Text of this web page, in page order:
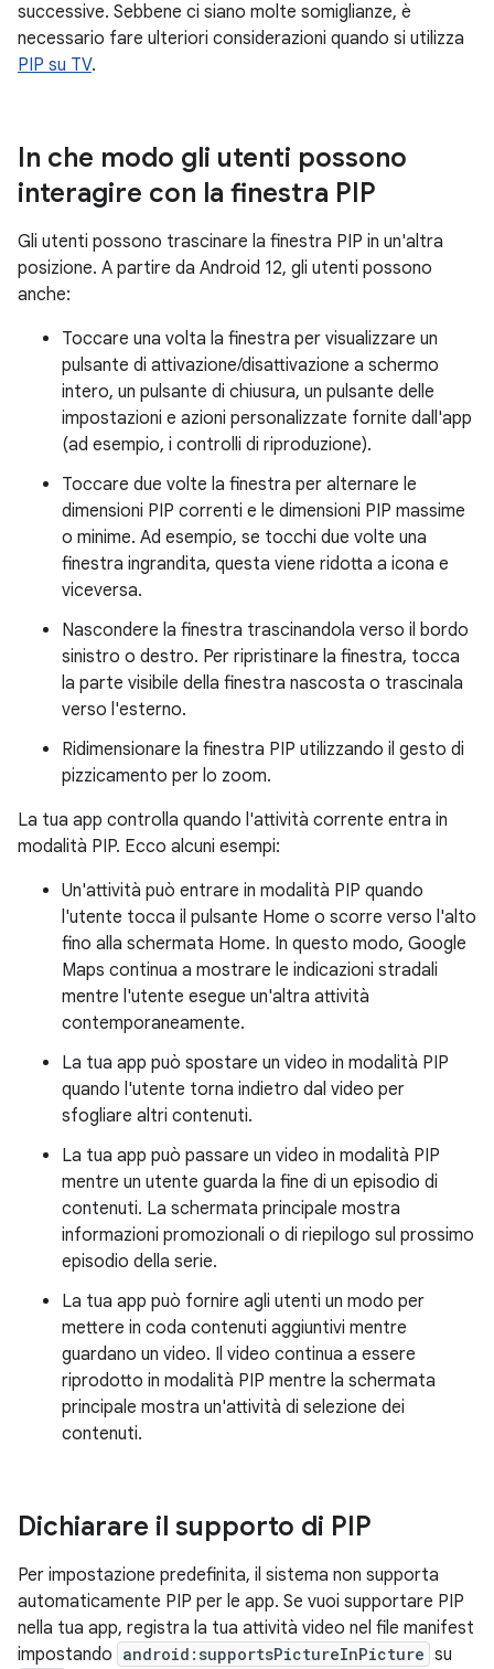
successive. Sebbene ci siano molte somiglianze, è
necessario fare ulteriori considerazioni quando si utilizza
PIP su TV.
In che modo gli utenti possono
interagire con la finestra PIP
Gli utenti possono trascinare la finestra PIP in un'altra
posizione. A partire da Android 12, gli utenti possono
anche:
Toccare una volta la finestra per visualizzare un
pulsante di attivazione/disattivazione a schermo
intero, un pulsante di chiusura, un pulsante delle
impostazioni e azioni personalizzate fornite dall'app
(ad esempio, i controlli di riproduzione).
Toccare due volte la finestra per alternare le
dimensioni PIP correnti e le dimensioni PIP massime
o minime. Ad esempio, se tocchi due volte una
finestra ingrandita, questa viene ridotta a icona e
viceversa.
Nascondere la finestra trascinandola verso il bordo
sinistro o destro. Per ripristinare la finestra, tocca
la parte visibile della finestra nascosta o trascinala
verso l'esterno.
Ridimensionare la finestra PIP utilizzando il gesto di
pizzicamento per lo zoom.
La tua app controlla quando l'attività corrente entra in
modalità PIP. Ecco alcuni esempi:
Un'attività può entrare in modalità PIP quando
l'utente tocca il pulsante Home o scorre verso l'alto
fino alla schermata Home. In questo modo, Google
Maps continua a mostrare le indicazioni stradali
mentre l'utente esegue un'altra attività
contemporaneamente.
La tua app può spostare un video in modalità PIP
quando l'utente torna indietro dal video per
sfogliare altri contenuti.
La tua app può passare un video in modalità PIP
mentre un utente guarda la fine di un episodio di
contenuti. La schermata principale mostra
informazioni promozionali o di riepilogo sul prossimo
episodio della serie.
La tua app può fornire agli utenti un modo per
mettere in coda contenuti aggiuntivi mentre
guardano un video. Il video continua a essere
riprodotto in modalità PIP mentre la schermata
principale mostra un'attività di selezione dei
contenuti.
Dichiarare il supporto di PIP
Per impostazione predefinita, il sistema non supporta
automaticamente PIP per le app. Se vuoi supportare PIP
nella tua app, registra la tua attività video nel file manifest
impostando android:supportsPictureInPicture su